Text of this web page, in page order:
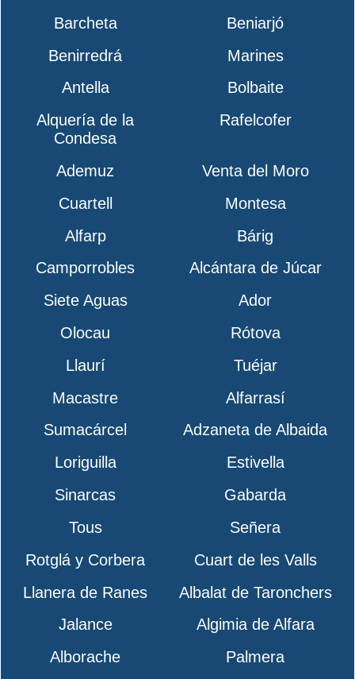
Barcheta
Beniarjó
Benirredrá
Marines
Antella
Bolbaite
Alquería de la
Condesa
Rafelcofer
Ademuz
Venta del Moro
Cuartell
Montesa
Alfarp
Bárig
Camporrobles
Alcántara de Júcar
Siete Aguas
Ador
Olocau
Rótova
Llaurí
Tuéjar
Macastre
Alfarrasí
Sumacárcel
Adzaneta de Albaida
Loriguilla
Estivella
Sinarcas
Gabarda
Tous
Señera
Rotglá y Corbera
Cuart de les Valls
Llanera de Ranes
Albalat de Taronchers
Jalance
Algimia de Alfara
Alborache
Palmera